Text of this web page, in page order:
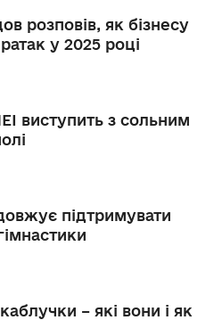
розповів, як бізнесу
у 2025 році
виступить з сольним
підтримувати
– які вони і як